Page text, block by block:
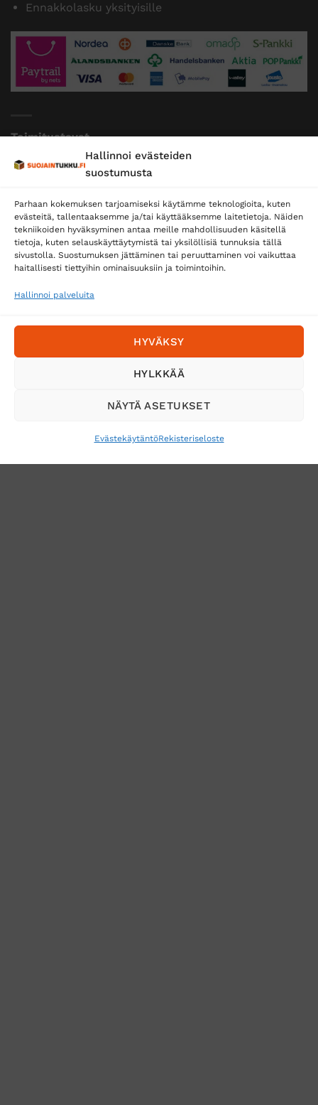
Hallinnoi evästeiden
suostumusta
Parhaan kokemuksen tarjoamiseksi käytämme teknologioita, kuten
evästeitä, tallentaaksemme ja/tai käyttääksemme laitetietoja. Näiden
tekniikoiden hyväksyminen antaa meille mahdollisuuden käsitellä
tietoja, kuten selauskäyttäytymistä tai yksilöllisiä tunnuksia tällä
sivustolla. Suostumuksen jättäminen tai peruuttaminen voi vaikuttaa
haitallisesti tiettyihin ominaisuuksiin ja toimintoihin.
Hallinnoi palveluita
HYVÄKSY
HYLKKÄÄ
NÄYTÄ ASETUKSET
EvästekäytäntöRekisteriseloste
Ennakkolasku yksityisille
Toimitustavat
Posti
Postnord
Tilaa uutiskirje ja saat erikoisalennuksia